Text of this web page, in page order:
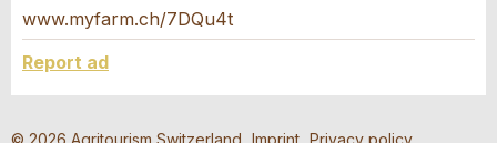
For reasons of quality assurance a copy of this email
was sent to guidle.
Nachricht
www.myfarm.ch/7DQu4t
Report ad
© 2026 Agritourism Switzerland Imprint Privacy policy